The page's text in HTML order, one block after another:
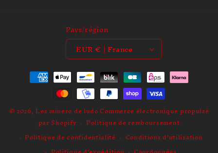
Pays/région
EUR € | France
Moyens
paiement
© 2026,Les minero de ludoCommerce électronique propulsé
par Shopify
Politique de remboursement
Politique de confidentialité
Conditions d’utilisation